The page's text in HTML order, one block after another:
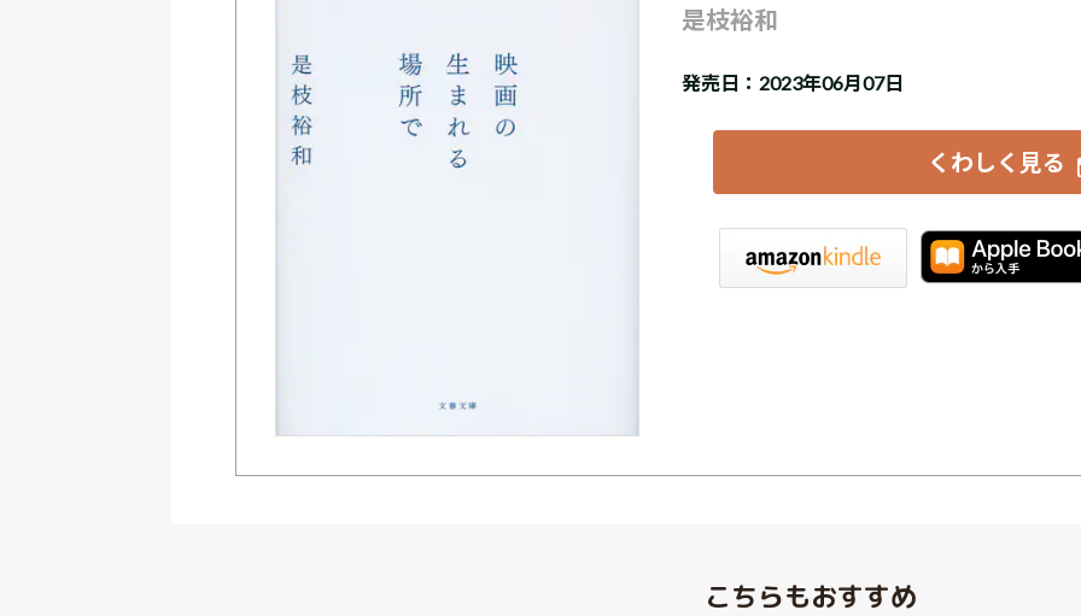
是枝裕和
発売日：2023年06月07日
くわしく見る
楽天Kobo
こちらもおすすめ